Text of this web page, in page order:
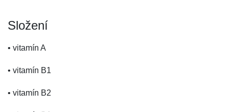
Složení
• vitamín A
• vitamín B1
• vitamín B2